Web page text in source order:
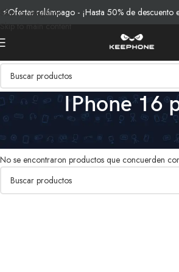
Skip to navigation
Skip to main content
relámpago - ¡Hasta 50% de descuento
IPhone 16
Productos etiquetados “IPhone 16
No se encontraron productos que concuerden